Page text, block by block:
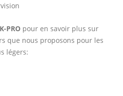
PRO pour en savoir plus sur
que nous proposons pour les
légers: